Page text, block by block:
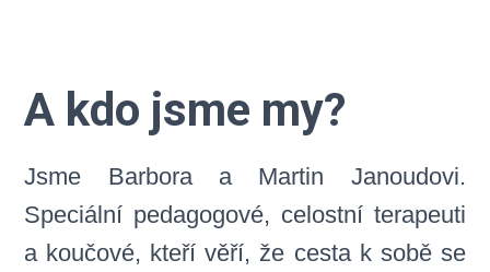
A kdo jsme my?
Jsme Barbora a Martin Janoudovi.
Speciální pedagogové, celostní terapeuti
a koučové, kteří věří, že cesta k sobě se